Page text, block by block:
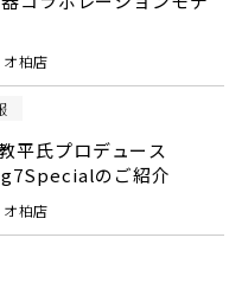
柏店
平氏プロデュース
のご紹介
柏店